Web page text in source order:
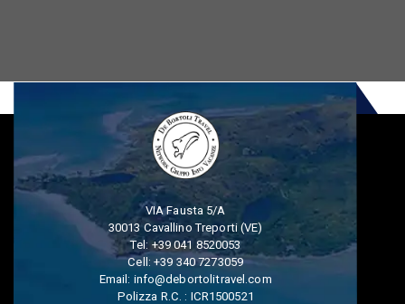
VIA Fausta 5/A
30013 Cavallino Treporti (VE)
Tel:+39 041 8520053
Cell:+39 340 7273059
Email: info@debortolitravel.com
Polizza R.C. : ICR1500521